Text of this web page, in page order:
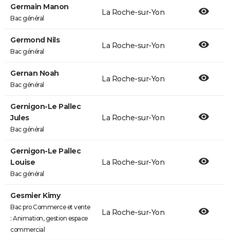
Germain Manon
Bac général
La Roche-sur-Yon
Germond Nils
Bac général
La Roche-sur-Yon
Gernan Noah
Bac général
La Roche-sur-Yon
Gernigon-Le Pallec
Jules
Bac général
La Roche-sur-Yon
Gernigon-Le Pallec
Louise
Bac général
La Roche-sur-Yon
Gesmier Kimy
Bac pro Commerce et vente
: Animation, gestion espace
commercial
La Roche-sur-Yon